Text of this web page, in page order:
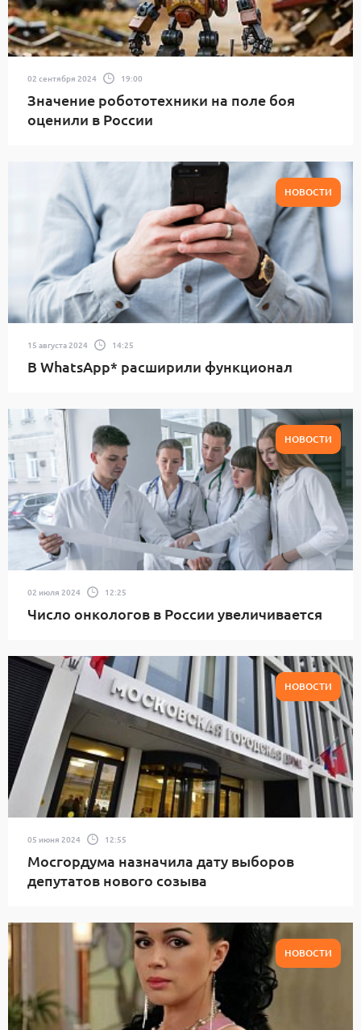
02 сентября 2024 19:00
Значение робототехники на поле боя
оценили в России
НОВОСТИ
15 августа 2024 14:25
В WhatsApp* расширили функционал
НОВОСТИ
02 июля 2024 12:25
Число онкологов в России увеличивается
НОВОСТИ
05 июня 2024 12:55
Мосгордума назначила дату выборов
депутатов нового созыва
НОВОСТИ